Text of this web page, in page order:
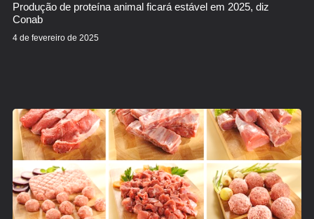
Produção de proteína animal ficará estável em 2025, diz
Conab
4 de fevereiro de 2025